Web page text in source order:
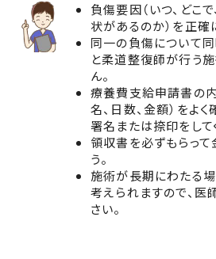
負傷要因（いつ、どこ
状があるのか）を正確
同一の負傷について
と柔道整復師が行う
ん。
療養費支給申請書の
名、日数、金額）をよ
署名または捺印をして
領収書を必ずもらって
う。
施術が長期にわたる
考えられますので、医
さい。